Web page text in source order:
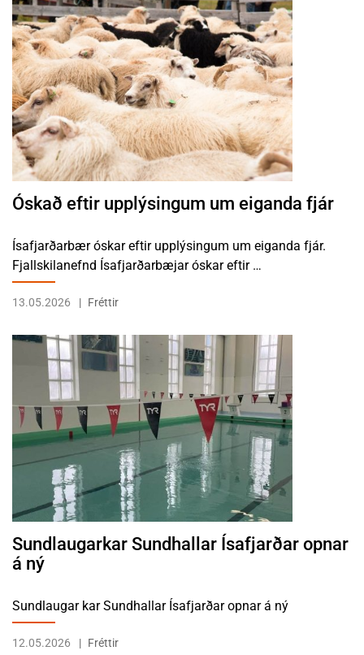
Óskað eftir upplýsingum um eiganda fjár
Ísafjarðarbær óskar eftir upplýsingum um eiganda fjár.
Fjallskilanefnd Ísafjarðarbæjar óskar eftir …
13.05.2026 Fréttir
LESA FRÉTTINA ÓSKAÐ EFTIR UPPLÝSINGUM UM EIGANDA FJÁR
Sundlaugarkar Sundhallar Ísafjarðar opnar
á ný
Sundlaugar kar Sundhallar Ísafjarðar opnar á ný
12.05.2026 Fréttir
LESA FRÉTTINA SUNDLAUGARKAR SUNDHALLAR ÍSAFJARÐAR